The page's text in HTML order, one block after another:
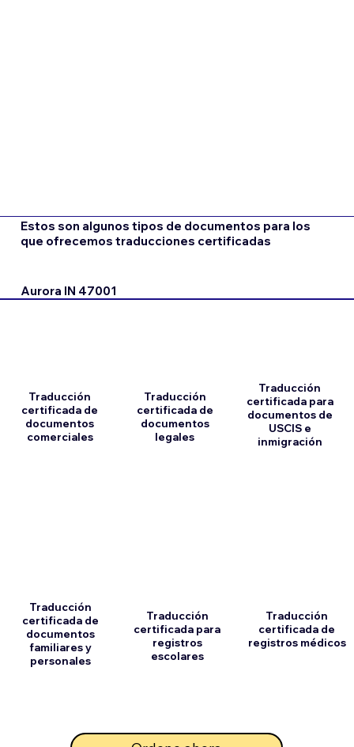
Estos son algunos tipos de documentos para los
que ofrecemos traducciones certificadas
Aurora IN 47001
Traducción
certificada de
documentos
comerciales
Traducción
certificada de
documentos
familiares y
personales
Traducción
certificada de
documentos
legales
Traducción
certificada para
registros
escolares
Traducción
certificada para
documentos de
USCIS e
inmigración
Traducción
certificada de
registros médicos